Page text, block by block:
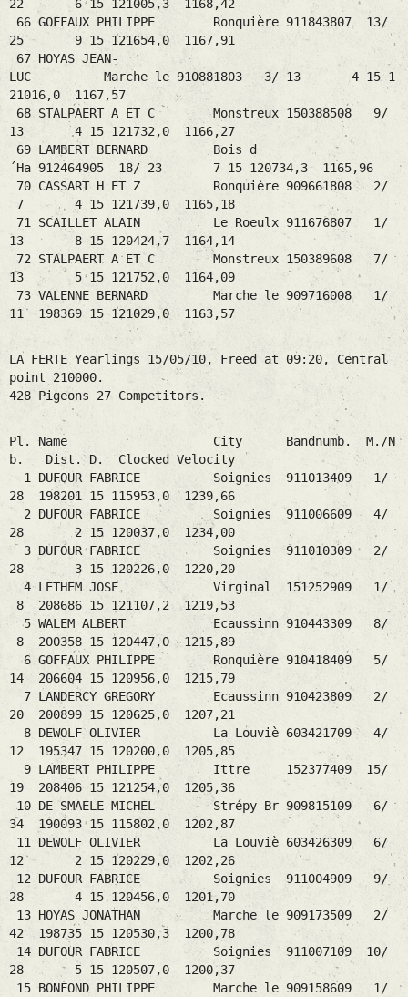
22 6 15 121005,3 1168,42
66 GOFFAUX PHILIPPE Ronquière 911843807 13/
25 9 15 121654,0 1167,91
67 HOYAS JEAN-
LUC Marche le 910881803 3/ 13 4 15 1
21016,0 1167,57
68 STALPAERT A ET C Monstreux 150388508 9/
13 4 15 121732,0 1166,27
69 LAMBERT BERNARD Bois d
´Ha 912464905 18/ 23 7 15 120734,3 1165,96
70 CASSART H ET Z Ronquière 909661808 2/
7 4 15 121739,0 1165,18
71 SCAILLET ALAIN Le Roeulx 911676807 1/
13 8 15 120424,7 1164,14
72 STALPAERT A ET C Monstreux 150389608 7/
13 5 15 121752,0 1164,09
73 VALENNE BERNARD Marche le 909716008 1/
11 198369 15 121029,0 1163,57
LA FERTE Yearlings 15/05/10, Freed at 09:20, Central
point 210000.
428 Pigeons 27 Competitors.
Pl. Name City Bandnumb. M./N
b. Dist. D. Clocked Velocity
1 DUFOUR FABRICE Soignies 911013409 1/
28 198201 15 115953,0 1239,66
2 DUFOUR FABRICE Soignies 911006609 4/
28 2 15 120037,0 1234,00
3 DUFOUR FABRICE Soignies 911010309 2/
28 3 15 120226,0 1220,20
4 LETHEM JOSE Virginal 151252909 1/
8 208686 15 121107,2 1219,53
5 WALEM ALBERT Ecaussinn 910443309 8/
8 200358 15 120447,0 1215,89
6 GOFFAUX PHILIPPE Ronquière 910418409 5/
14 206604 15 120956,0 1215,79
7 LANDERCY GREGORY Ecaussinn 910423809 2/
20 200899 15 120625,0 1207,21
8 DEWOLF OLIVIER La Louviè 603421709 4/
12 195347 15 120200,0 1205,85
9 LAMBERT PHILIPPE Ittre 152377409 15/
19 208406 15 121254,0 1205,36
10 DE SMAELE MICHEL Strépy Br 909815109 6/
34 190093 15 115802,0 1202,87
11 DEWOLF OLIVIER La Louviè 603426309 6/
12 2 15 120229,0 1202,26
12 DUFOUR FABRICE Soignies 911004909 9/
28 4 15 120456,0 1201,70
13 HOYAS JONATHAN Marche le 909173509 2/
42 198735 15 120530,3 1200,78
14 DUFOUR FABRICE Soignies 911007109 10/
28 5 15 120507,0 1200,37
15 BONFOND PHILIPPE Marche le 909158609 1/